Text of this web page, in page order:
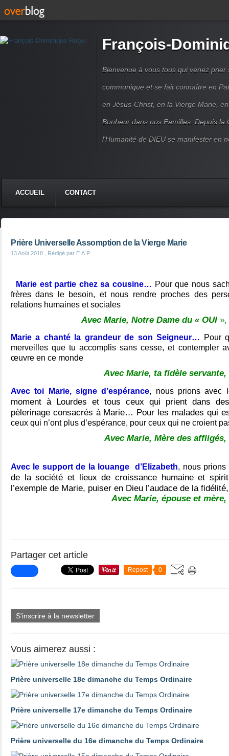
François-
Bienvenue à vous tous qui venez prier
communique et se fait connaître en
en Jésus-Christ, en la Vierge Marie,
Bonheur dans nos Familles. Depuis la
l'Humanité de DIEU se manifester en
ACCUEIL CONTACT
Prière Universelle Assomption de la Vierge Marie
13 Août 2018 , Rédigé par E.A.P.
Marie est partie chez sa cousine… Pour que nous
frères dans le besoin, et nous rendre proches des
relations humaines et sociales
Avec Marie, Notre Dame du « OUI »,
Marie a chanté la grandeur de son Seigneur… Pour
merveilles que tu accomplis sans cesse, et contempler
œuvre en ce monde
Avec Marie, ta fidèle
Avec toi Marie, signe d’espérance, nous prions avec
moment à Lourdes et tous ceux qui prient dans
pèlerinage consacrés à Marie… Pour les malades qui
ceux qui n’ont plus d’espérance, pour ceux qui ne croient
Avec Marie, Mère des
Avec le support de la louange d’Elizabeth, nous prions
de la société et lieux de croissance humaine et
l’exemple de Marie, puiser en Dieu l’audace de la
Avec Marie, épouse et mère,
Partager cet article
Repost 0
S'inscrire à la newsletter
Vous aimerez aussi :
Prière universelle 18e dimanche du Temps Ordinaire
Prière universelle 17e dimanche du Temps Ordinaire
Prière universelle du 16e dimanche du Temps Ordinaire